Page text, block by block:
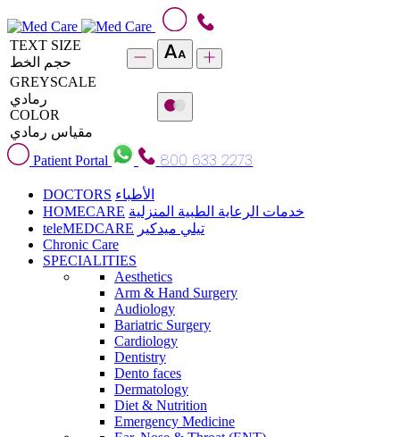
TEXT SIZE
حجم الخط
GREYSCALE
رمادي
COLOR
مقياس رمادي
Patient Portal
800 633 2273
DOCTORS الأطباء
HOMECARE خدمات الرعاية الطبية المنزلية
teleMEDCARE تيلي ميدكير
Chronic Care
SPECIALITIES
Aesthetics
Arm & Hand Surgery
Audiology
Bariatric Surgery
Cardiology
Dentistry
Dento faces
Dermatology
Diet & Nutrition
Emergency Medicine